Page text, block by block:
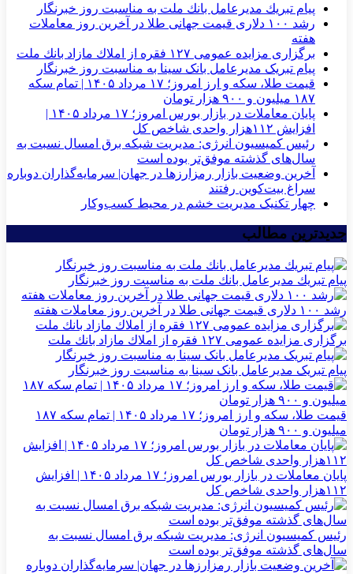
پیام تبریك مدیرعامل بانك ملت به مناسبت روز خبرنگار
رشد ۱۰۰ دلاری قیمت جهانی طلا در آخرین روز معاملات
هفته
برگزاری مزایده عمومی ۱۲۷ فقره از املاك مازاد بانك ملت
پیام تبریک مدیرعامل بانک سینا به مناسبت روز خبرنگار
قیمت طلا، سکه و ارز امروز؛ ۱۷ مرداد ۱۴۰۵ | تمام سکه
۱۸۷ میلیون و ۹۰۰ هزار تومان
پایان معاملات در بازار بورس امروز؛ ۱۷ مرداد ۱۴۰۵ |
افزایش ۱۱۲هزار واحدی شاخص کل
رئیس کمیسیون انرژی: مدیریت شبکه برق امسال نسبت به
سال‌های گذشته موفق‌تر بوده است
آخرین وضعیت بازار رمزارزها در جهان| سرمایه‌گذاران دوباره
سراغ بیت‌کوین رفتند
چهار تکنیک مدیریت خشم در محیط کسب‌وکار
جدیدترین مطالب
پیام تبریك مدیرعامل بانك ملت به مناسبت روز خبرنگار
رشد ۱۰۰ دلاری قیمت جهانی طلا در آخرین روز معاملات هفته
برگزاری مزایده عمومی ۱۲۷ فقره از املاك مازاد بانك ملت
پیام تبریک مدیرعامل بانک سینا به مناسبت روز خبرنگار
قیمت طلا، سکه و ارز امروز؛ ۱۷ مرداد ۱۴۰۵ | تمام سکه ۱۸۷
میلیون و ۹۰۰ هزار تومان
پایان معاملات در بازار بورس امروز؛ ۱۷ مرداد ۱۴۰۵ | افزایش
۱۱۲هزار واحدی شاخص کل
رئیس کمیسیون انرژی: مدیریت شبکه برق امسال نسبت به
سال‌های گذشته موفق‌تر بوده است